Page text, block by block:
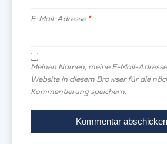
E-Mail-Adresse *
Meinen Namen, meine E-Mail-
Website in diesem Browser für die
Kommentierung speichern.